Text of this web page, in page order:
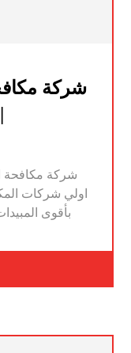
شركة
|0544675066
اولي شركات
بأقوى